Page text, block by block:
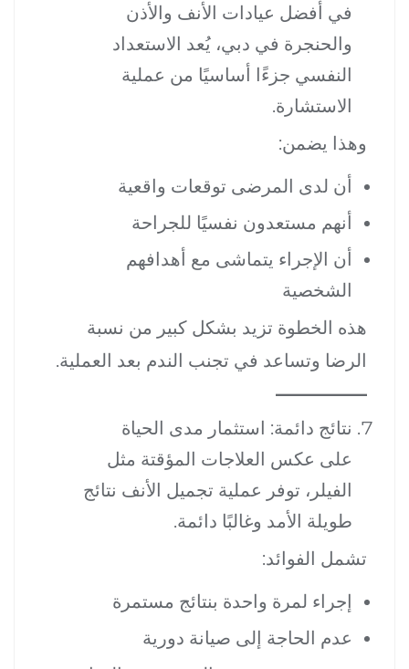
في أفضل عيادات الأنف والأذن
والحنجرة في دبي، يُعد الاستعداد
النفسي جزءًا أساسيًا من عملية
الاستشارة.
وهذا يضمن:
أن لدى المرضى توقعات واقعية
أنهم مستعدون نفسيًا للجراحة
أن الإجراء يتماشى مع أهدافهم
الشخصية
هذه الخطوة تزيد بشكل كبير من نسبة
الرضا وتساعد في تجنب الندم بعد العملية.
نتائج دائمة: استثمار مدى الحياة
على عكس العلاجات المؤقتة مثل
الفيلر، توفر عملية تجميل الأنف نتائج
طويلة الأمد وغالبًا دائمة.
تشمل الفوائد:
إجراء لمرة واحدة بنتائج مستمرة
عدم الحاجة إلى صيانة دورية